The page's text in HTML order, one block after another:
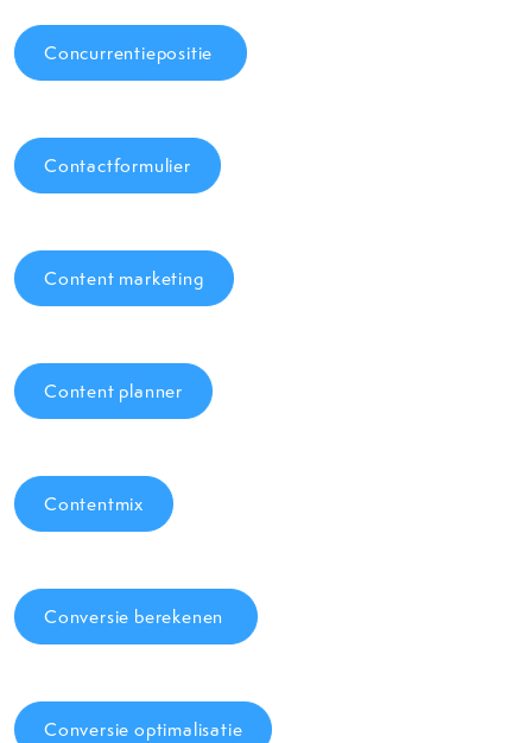
Concurrentiepositie
Contactformulier
Content marketing
Content planner
Contentmix
Conversie berekenen
Conversie optimalisatie